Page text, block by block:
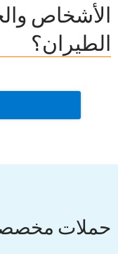
الأشخاص
الطيران؟
حملات